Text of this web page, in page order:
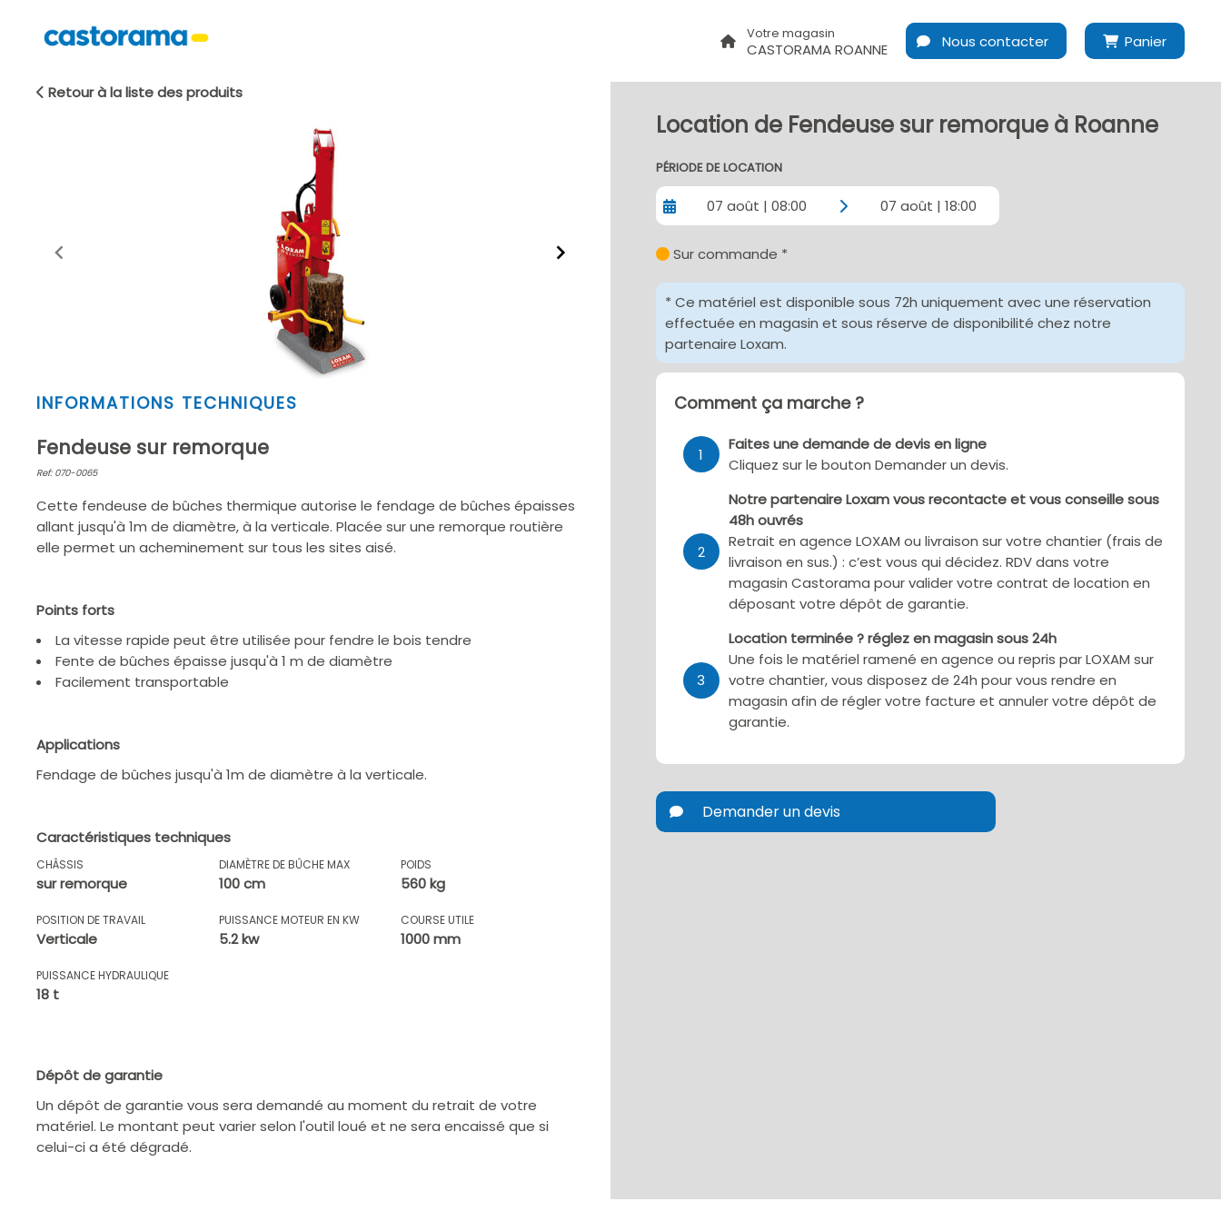
Votre magasin
CASTORAMA ROANNE Nous contacter Panier
Retour à la liste des produits
Item
of
2
INFORMATIONS TECHNIQUES
Fendeuse sur remorque
Ref: 070-0065
Cette fendeuse de bûches thermique autorise le fendage de bûches épaisses
allant jusqu'à 1m de diamètre, à la verticale. Placée sur une remorque routière
elle permet un acheminement sur tous les sites aisé.
Points forts
La vitesse rapide peut être utilisée pour fendre le bois tendre
Fente de bûches épaisse jusqu'à 1 m de diamètre
Facilement transportable
Applications
Fendage de bûches jusqu'à 1m de diamètre à la verticale.
Caractéristiques techniques
CHÂSSIS
sur remorque
DIAMÈTRE DE BÛCHE MAX
100 cm
POIDS
560 kg
POSITION DE TRAVAIL
Verticale
PUISSANCE MOTEUR EN KW
5.2 kw
COURSE UTILE
1000 mm
PUISSANCE HYDRAULIQUE
18 t
Dépôt de garantie
Un dépôt de garantie vous sera demandé au moment du retrait de votre
matériel. Le montant peut varier selon l'outil loué et ne sera encaissé que si
celui-ci a été dégradé.
Location de Fendeuse sur remorque à Roanne
PÉRIODE DE LOCATION
07 août | 08:00 07 août | 18:00
Sur commande *
* Ce matériel est disponible sous 72h uniquement avec une réservation
effectuée en magasin et sous réserve de disponibilité chez notre
partenaire Loxam.
Comment ça marche ?
1
Faites une demande de devis en ligne
Cliquez sur le bouton Demander un devis.
2
Notre partenaire Loxam vous recontacte et vous conseille sous
48h ouvrés
Retrait en agence LOXAM ou livraison sur votre chantier (frais de
livraison en sus.) : c’est vous qui décidez. RDV dans votre
magasin Castorama pour valider votre contrat de location en
déposant votre dépôt de garantie.
3
Location terminée ? réglez en magasin sous 24h
Une fois le matériel ramené en agence ou repris par LOXAM sur
votre chantier, vous disposez de 24h pour vous rendre en
magasin afin de régler votre facture et annuler votre dépôt de
garantie.
Demander un devis